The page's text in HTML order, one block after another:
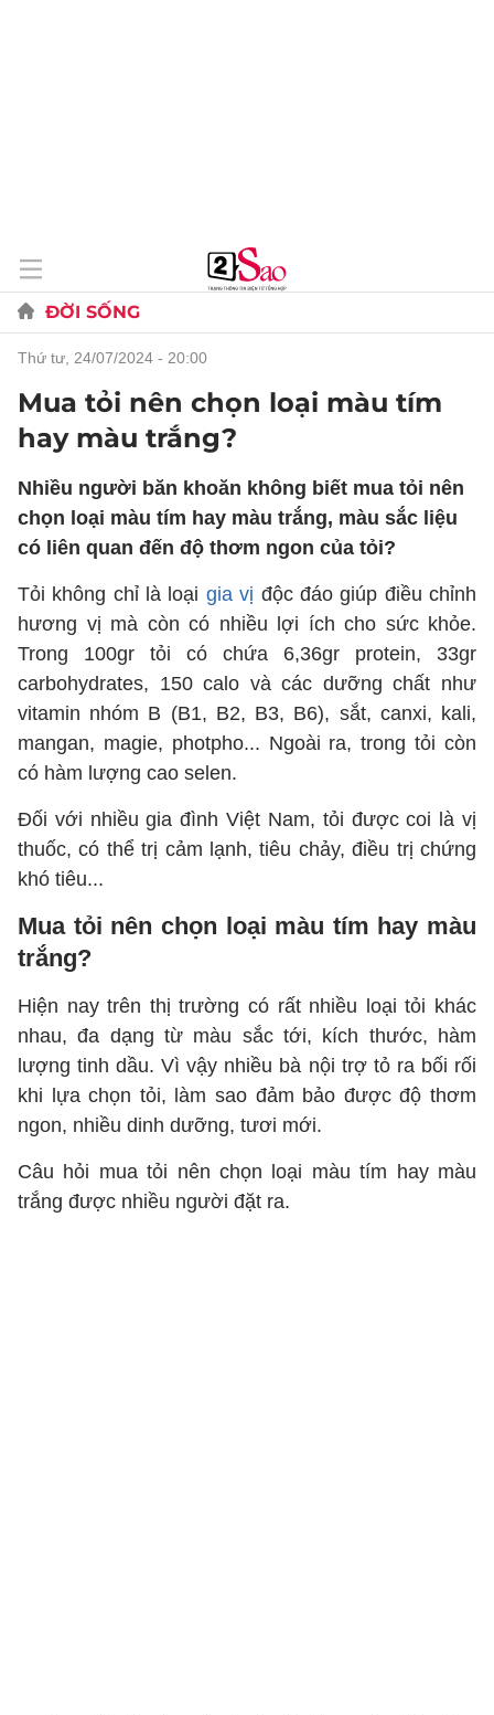
ĐỜI SỐNG
thứ tư, 24/07/2024 - 20:00
Mua tỏi nên chọn loại màu tím
hay màu trắng?
Nhiều người băn khoăn không biết mua tỏi nên
chọn loại màu tím hay màu trắng, màu sắc liệu
có liên quan đến độ thơm ngon của tỏi?
Tỏi không chỉ là loại gia vị độc đáo giúp điều chỉnh
hương vị mà còn có nhiều lợi ích cho sức khỏe.
Trong 100gr tỏi có chứa 6,36gr protein, 33gr
carbohydrates, 150 calo và các dưỡng chất như
vitamin nhóm B (B1, B2, B3, B6), sắt, canxi, kali,
mangan, magie, photpho... Ngoài ra, trong tỏi còn
có hàm lượng cao selen.
Đối với nhiều gia đình Việt Nam, tỏi được coi là vị
thuốc, có thể trị cảm lạnh, tiêu chảy, điều trị chứng
khó tiêu...
Mua tỏi nên chọn loại màu tím hay màu
trắng?
Hiện nay trên thị trường có rất nhiều loại tỏi khác
nhau, đa dạng từ màu sắc tới, kích thước, hàm
lượng tinh dầu. Vì vậy nhiều bà nội trợ tỏ ra bối rối
khi lựa chọn tỏi, làm sao đảm bảo được độ thơm
ngon, nhiều dinh dưỡng, tươi mới.
Câu hỏi mua tỏi nên chọn loại màu tím hay màu
trắng được nhiều người đặt ra.